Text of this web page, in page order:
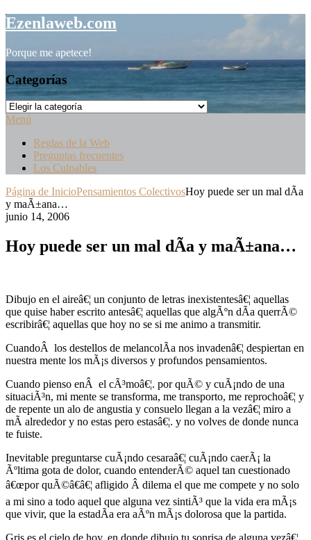
Saltar
al
Ezenlaweb.com
Porque me apetece!
Categorías
Categorías
Menú
Reglas de la Web
Preguntas frecuentes
Los Culpables
Página de InicioPensamientos ColectivosHoy puede ser un mal dÃ­a
y maÃ±ana…
junio 14, 2006
Hoy puede ser un mal dÃ­a y maÃ±ana…
Dibujo en el aireâ€¦ un conjunto de letras inexistentesâ€¦ aquellas
que quise haber escrito antesâ€¦ aquellas que algÃºn dÃ­a querrÃ©
escribirâ€¦ aquellas que hoy no se si me animo a transmitir.
CuandoÂ los destellos de melancolÃ­a nos invadenâ€¦ despiertan en
nuestra mente los mÃ¡s diversos y profundos pensamientos.
Cuando pienso enÂ el cÃ³moâ€¦. por quÃ© y cuÃ¡ndo de una
situaciÃ³n, mi mente se transforma, me transporto, me reprochoâ€¦ y
de repente un alo de angustia y consuelo llegan a la vezâ€¦ miro a
mÃ­ alrededor y no estas pero estasâ€¦. y no volves de donde nunca
te fuiste.
Inevitable preguntarse cuÃ¡ndo cesaraâ€¦ cuÃ¡ndo caerÃ¡ la
Ãºltima gota de dolor, cuando entenderÃ© aquel tan cuestionado
â€œpor quÃ©â€â€¦ afligido Â dilema el que me compete y no solo
a mi sino a todo aquel que alguna vez sintiÃ³ que la vida era mÃ¡s
que vivir, que la estadÃ­a era aÃºn mÃ¡s dolorosa que la partida.
Gris es el cielo de hoy, en donde dibujo tu sonrisa de alguna vezâ€¦.